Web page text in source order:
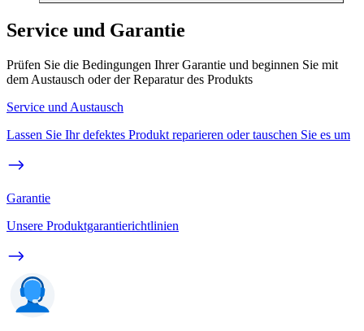
Service und Garantie
Prüfen Sie die Bedingungen Ihrer Garantie und beginnen Sie mit
dem Austausch oder der Reparatur des Produkts
Service und Austausch
Lassen Sie Ihr defektes Produkt reparieren oder tauschen Sie es um
Garantie
Unsere Produktgarantierichtlinien